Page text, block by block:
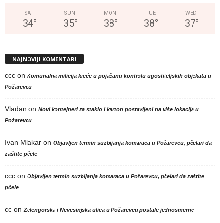
SAT
34°
SUN
35°
MON
38°
TUE
38°
WED
37°
NAJNOVIJI KOMENTARI
ccc on Komunalna milicija kreće u pojačanu kontrolu ugostiteljskih objekata u
Požarevcu
Vladan on Novi kontejneri za staklo i karton postavljeni na više lokacija u
Požarevcu
Ivan Mlakar on Objavljen termin suzbijanja komaraca u Požarevcu, pčelari da
zaštite pčele
ccc on Objavljen termin suzbijanja komaraca u Požarevcu, pčelari da zaštite
pčele
cc on Zelengorska i Nevesinjska ulica u Požarevcu postale jednosmerne